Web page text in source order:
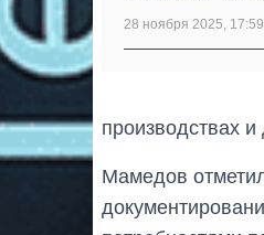
28 ноября 2025, 17:59
производствах
Мамедов